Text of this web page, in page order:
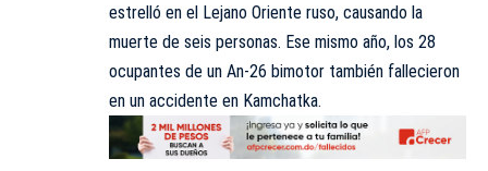
estrelló en el Lejano Oriente ruso, causando la
muerte de seis personas. Ese mismo año, los 28
ocupantes de un An-26 bimotor también fallecieron
en un accidente en Kamchatka.